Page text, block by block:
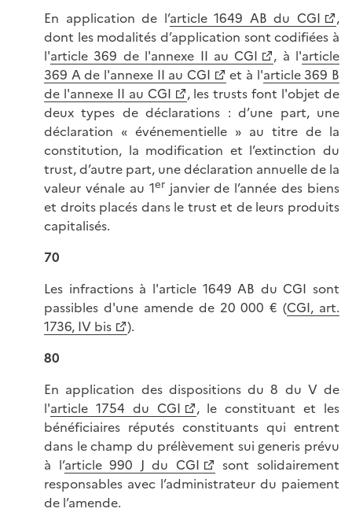
En application de l’article 1649 AB du CGI
,
dont les modalités d’application sont codifiées à
l'article 369 de l'annexe II au CGI , à l'article
369 A de l'annexe II au CGI
et à l'article 369 B
de l'annexe II au CGI
, les trusts font l'objet de
deux types de déclarations : d’une part, une
déclaration « événementielle » au titre de la
constitution, la modification et l’extinction du
trust, d’autre part, une déclaration annuelle de la
valeur vénale au 1er janvier de l’année des biens
et droits placés dans le trust et de leurs produits
capitalisés.
70
Les infractions à l'article 1649 AB du CGI sont
passibles d'une amende de 20 000 € (CGI, art.
1736, IV bis
).
80
En application des dispositions du 8 du V de
l'article 1754 du CGI
, le constituant et les
bénéficiaires réputés constituants qui entrent
dans le champ du prélèvement sui generis prévu
à l’article 990 J du CGI
sont solidairement
responsables avec l’administrateur du paiement
de l’amende.